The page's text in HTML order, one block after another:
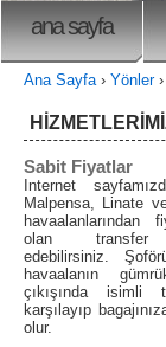
ana sayfa
Ana Sayfa › Yönler ›
Sabit Fiyatlar
Internet
Malpensa, Linate
havaalanlarından
olan transfer
edebilirsiniz.
havaalanın
çıkışında isimli
karşılayıp
olur.